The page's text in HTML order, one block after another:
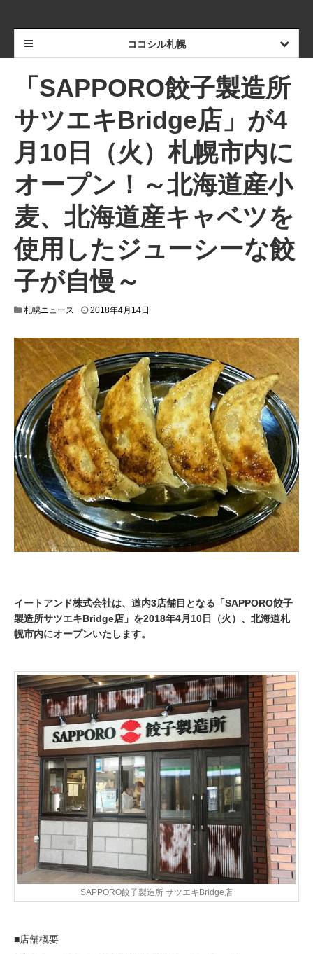
ココシル札幌
「SAPPORO餃子製造所
サツエキBridge店」が4
月10日（火）札幌市内に
オープン！～北海道産小
麦、北海道産キャベツを
使用したジューシーな餃
子が自慢～
札幌ニュース 2018年4月14日
8
年
4
月
1
0
日
イートアンド株式会社は、道内3店舗目となる「SAPPORO餃子
製造所サツエキBridge店」を2018年4月10日（火）、北海道札
幌市内にオープンいたします。
SAPPORO餃子製造所 サツエキBridge店
■店舗概要